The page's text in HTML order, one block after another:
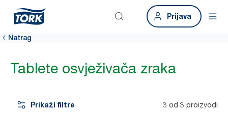
Prijava
Natrag
Tablete osvježivača zraka
Prikaži filtre 3 od 3 proizvodi